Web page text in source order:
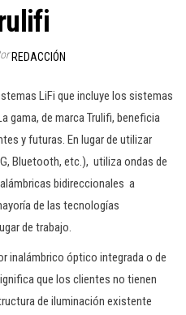
g
a
i
REDACCIÓN
LiFi que incluye los sistemas
gama, de marca Trulifi, beneficia
y futuras. En lugar de utilizar
Bluetooth, etc.), utiliza ondas de
bidireccionales a
de las tecnologías
de trabajo.
inalámbrico óptico integrada o de
que los clientes no tienen
de iluminación existente